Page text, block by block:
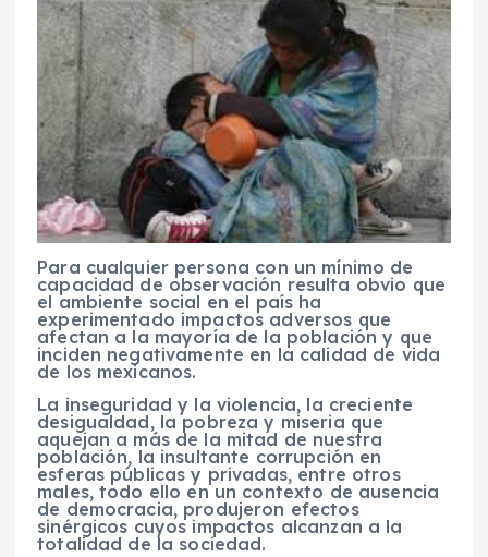
Para cualquier persona con un mínimo de
capacidad de observación resulta obvio que
el ambiente social en el país ha
experimentado impactos adversos que
afectan a la mayoría de la población y que
inciden negativamente en la calidad de vida
de los mexicanos.
La inseguridad y la violencia, la creciente
desigualdad, la pobreza y miseria que
aquejan a más de la mitad de nuestra
población, la insultante corrupción en
esferas públicas y privadas, entre otros
males, todo ello en un contexto de ausencia
de democracia, produjeron efectos
sinérgicos cuyos impactos alcanzan a la
totalidad de la sociedad.